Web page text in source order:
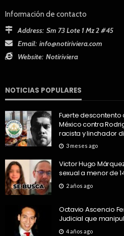
Información de contacto
Address: Sm 73 Lote 1 Mz 2 #45
Email: info@notiriviera.com
Website: Notiriviera
NOTICIAS POPULARES
Fuerte descontento
México contra
racista y linchador
3 meses ago
Victor Hugo
sexual a menor de
2 años ago
Octavio Ascencio
Judicial que
4 años ago